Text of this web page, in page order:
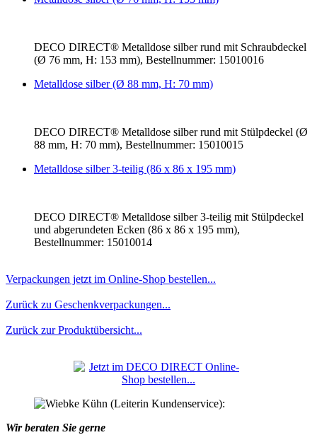
DECO DIRECT® Metalldose silber rund mit Schraubdeckel
(Ø 76 mm, H: 153 mm), Bestellnummer: 15010016
Metalldose silber (Ø 88 mm, H: 70 mm)
DECO DIRECT® Metalldose silber rund mit Stülpdeckel (Ø
88 mm, H: 70 mm), Bestellnummer: 15010015
Metalldose silber 3-teilig (86 x 86 x 195 mm)
DECO DIRECT® Metalldose silber 3-teilig mit Stülpdeckel
und abgerundeten Ecken (86 x 86 x 195 mm),
Bestellnummer: 15010014
Verpackungen jetzt im Online-Shop bestellen...
Zurück zu Geschenkverpackungen...
Zurück zur Produktübersicht...
Wir beraten Sie gerne